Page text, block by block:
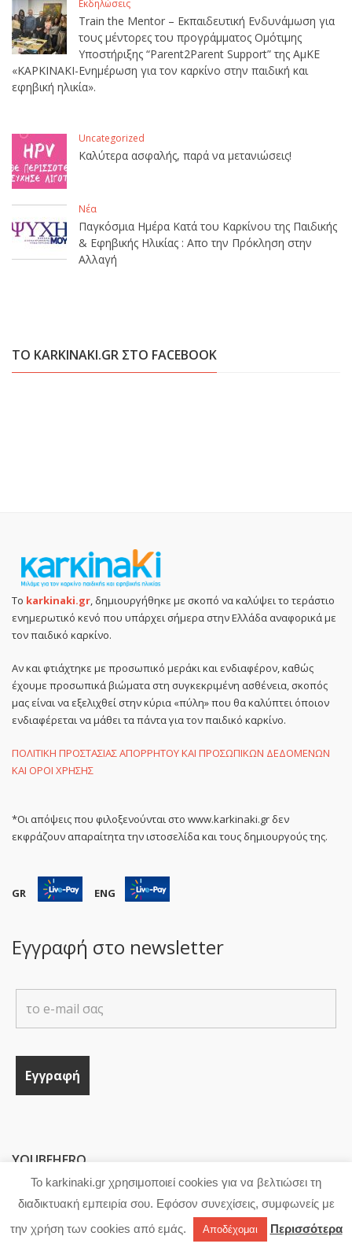
Εκδηλώσεις
Train the Mentor – Εκπαιδευτική Ενδυνάμωση για
τους μέντορες του προγράμματος Ομότιμης
Υποστήριξης “Parent2Parent Support” της ΑμΚΕ
«ΚΑΡΚΙΝΑΚΙ-Ενημέρωση για τον καρκίνο στην παιδική και
εφηβική ηλικία».
Uncategorized
Καλύτερα ασφαλής, παρά να μετανιώσεις!
Νέα
Παγκόσμια Ημέρα Κατά του Καρκίνου της Παιδικής
& Εφηβικής Ηλικίας : Απο την Πρόκληση στην
Αλλαγή
ΤΟ KARKINAKI.GR ΣΤΟ FACEBOOK
Το karkinaki.gr , δημιουργήθηκε με σκοπό να καλύψει το τεράστιο
ενημερωτικό κενό που υπάρχει σήμερα στην Ελλάδα αναφορικά με
τον παιδικό καρκίνο.
Αν και φτιάχτηκε με προσωπικό μεράκι και ενδιαφέρον, καθώς
έχουμε προσωπικά βιώματα στη συγκεκριμένη ασθένεια, σκοπός
μας είναι να εξελιχθεί στην κύρια «πύλη» που θα καλύπτει όποιον
ενδιαφέρεται να μάθει τα πάντα για τον παιδικό καρκίνο.
ΠΟΛΙΤΙΚΗ ΠΡΟΣΤΑΣΙΑΣ ΑΠΟΡΡΗΤΟΥ ΚΑΙ ΠΡΟΣΩΠΙΚΩΝ ΔΕΔΟΜΕΝΩΝ
ΚΑΙ ΟΡΟΙ ΧΡΗΣΗΣ
*Οι απόψεις που φιλοξενούνται στο www.karkinaki.gr δεν
εκφράζουν απαραίτητα την ιστοσελίδα και τους δημιουργούς της.
GR ENG
Εγγραφή στο newsletter
YOUBEHERO
Το karkinaki.gr χρησιμοποιεί cookies για να βελτιώσει τη
διαδικτυακή εμπειρία σου. Εφόσον συνεχίσεις, συμφωνείς με
την χρήση των cookies από εμάς.
Αποδέχομαι Περισσότερα